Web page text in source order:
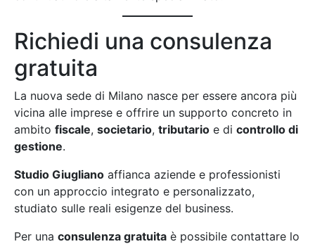
Richiedi una consulenza
gratuita
La nuova sede di Milano nasce per essere ancora più
vicina alle imprese e offrire un supporto concreto in
ambito fiscale, societario, tributario e di controllo di
gestione.
Studio Giugliano affianca aziende e professionisti
con un approccio integrato e personalizzato,
studiato sulle reali esigenze del business.
Per una consulenza gratuita è possibile contattare lo